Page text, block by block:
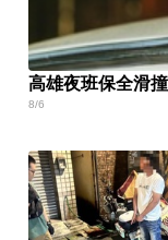
高雄夜班保全滑
8/6